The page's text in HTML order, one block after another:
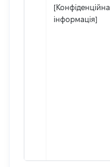
[Конфіденційна
інформація]